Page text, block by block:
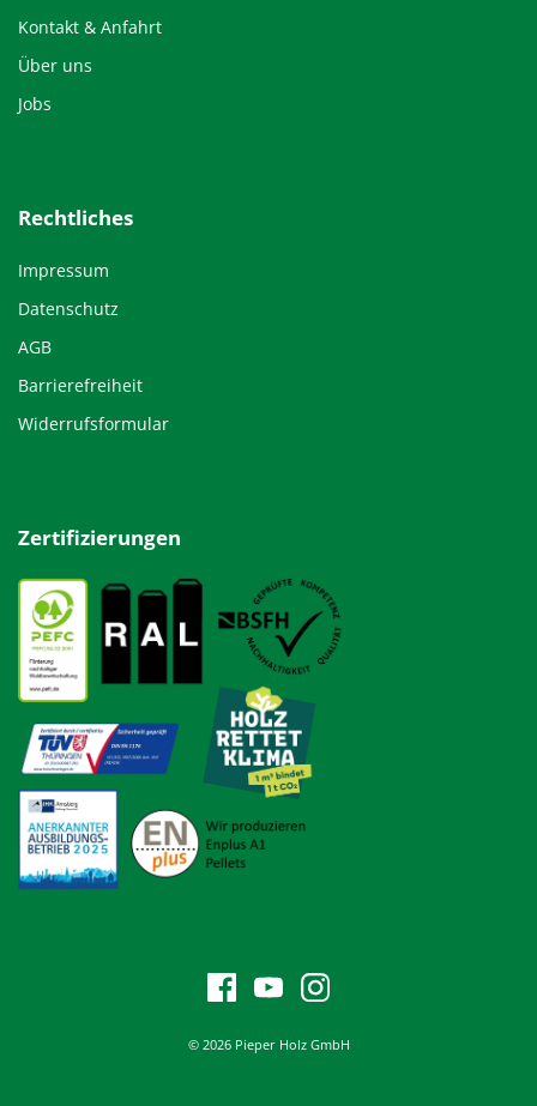
Kontakt & Anfahrt
Über uns
Jobs
Rechtliches
Impressum
Datenschutz
AGB
Barrierefreiheit
Widerrufsformular
Zertifizierungen
© 2026 Pieper Holz GmbH